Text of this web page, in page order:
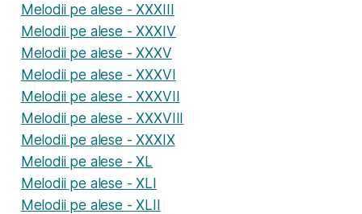
Melodii pe alese - XXXIII
Melodii pe alese - XXXIV
Melodii pe alese - XXXV
Melodii pe alese - XXXVI
Melodii pe alese - XXXVII
Melodii pe alese - XXXVIII
Melodii pe alese - XXXIX
Melodii pe alese - XL
Melodii pe alese - XLI
Melodii pe alese - XLII